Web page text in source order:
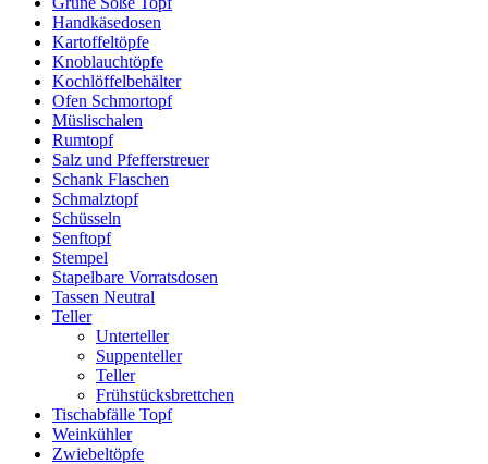
Handkäsedosen
Kartoffeltöpfe
Knoblauchtöpfe
Kochlöffelbehälter
Ofen Schmortopf
Müslischalen
Rumtopf
Salz und Pfefferstreuer
Schank Flaschen
Schmalztopf
Schüsseln
Senftopf
Stempel
Stapelbare Vorratsdosen
Tassen Neutral
Teller
Unterteller
Suppenteller
Teller
Frühstücksbrettchen
Tischabfälle Topf
Weinkühler
Zwiebeltöpfe